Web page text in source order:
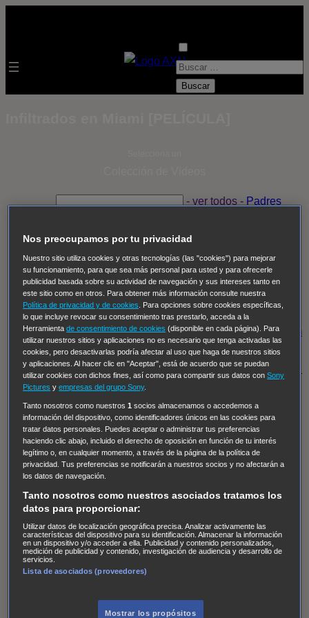
B
- ver todos - Padres
Despedida Salvaje Despedida Salvaje
Thomas, el ojo del FBI Pan Am Dawson crece
Insomnia El Guardián The Blacklist Cinco en familia
Hudson & Rex Diez libras y un sueño Mr Loverman
Regreso al futuro III NUEVE CUERPOS Los últimos
caballeros Tormenta infinita Sing Street Cobra Kai
Tom
y Lola High Country Los casos de Susan Ryeland:
Moonflower Murders Twisted Metal Mentes Criminales:
Evolution Terapia de Choque
Hailey Dean Without Sin: Libre de Culpa Morbius
NCIS: Nueva Orleans
Pandora En fuera de juego
The Shield: Al margen de la ley Duplicated Preacher
The Killing Kind Intersecciones DOC Bite Club
Chicago Fire
de personas desaparecidas Mad Dogs La Sustituta
Ladrón de guante blanco
AXN Masters of Sex Three Pines Accused CarterAlice
Nevers Crossing Lines Einstein Sobrenatural Cómo
defender a un asesino
Reckoning: Ajuste de Cuentas
Nos preocupamos por tu privacidad
Nuestro sitio utiliza cookies y otras tecnologías (las "cookies") para mejorar
su funcionamiento, para que sea más personal para usted y para ofrecerle
publicidad basada sobre su actividad de navegación y sus intereses tanto en
este sitio como en otros. Para obtener más información consulte nuestra
Política de privacidad y de cookies
. Para opciones sobre cookies específicas,
lo que incluye revocar su consentimiento tras prestarlo, acceda a la
Herramientade consentimiento de cookies (disponible en cada página). Para
utilizar nuestros sitios y aplicaciones no es necesario que tenga activadas las
cookies, pero desactivarlas podría afectar al uso que haga de nuestros sitios
y aplicaciones. Al hacer clic en "Aceptar", está de acuerdo que se puedan
utilizar cookies con dichos fines, así como para compartir sus datos conSony
Pictures yempresas del grupo Sony.
Tanto nosotros como nuestros1 socios almacenamos o accedemos a
información del dispositivo, como identificadores únicos en las cookies para
tratar datos personales. Puedes aceptar o administrar tus preferencias
haciendo clic abajo, incluido el derecho de oposición en función de tu interés
legítimo o, en cualquier momento, a través de la página de la política de
privacidad. Tus preferencias se notificarán a nuestros socios y no afectarán a
los datos de navegación.
Tanto nosotros como nuestros asociados tratamos los
datos para proporcionar:
Utilizar datos de localización geográfica precisa. Analizar activamente las
características del dispositivo para su identificación. Almacenar la información
en un dispositivo y/o acceder a ella. Publicidad y contenido personalizados,
medición de publicidad y contenido, investigación de audiencia y desarrollo de
servicios.
Lista de asociados (proveedores)
Mostrar los propósitos